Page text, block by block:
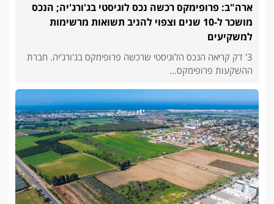
ארה"ב: פרופימקס רכשה נכס לוגיסטי בג'ורג'יה; הנכס
מושכר ל-10 שנים וצפוי להניב תשואות מרשימות
למשקיעים
3' דק קריאה הנכס הלוגיסטי שרכשה פרופימקס בג'ורג'יה. חברת
ההשקעות פרופימקס...